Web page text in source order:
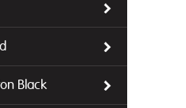
Black